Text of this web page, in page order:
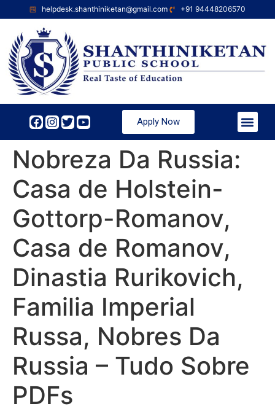
helpdesk.shanthiniketan@gmail.com +91 94448206570
Apply Now
Nobreza Da Russia:
Casa de Holstein-
Gottorp-Romanov,
Casa de Romanov,
Dinastia Rurikovich,
Familia Imperial
Russa, Nobres Da
Russia – Tudo Sobre
PDFs